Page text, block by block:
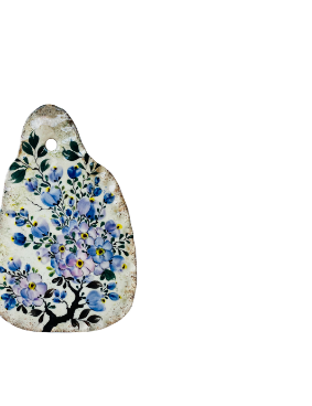
Სრულად Ნახვა